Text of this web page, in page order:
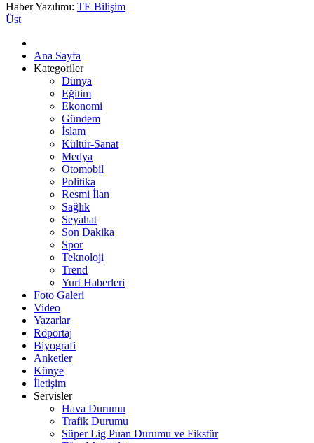
Haber Yazılımı: TE Bilişim
Üst
Ana Sayfa
Kategoriler
Dünya
Eğitim
Ekonomi
Gündem
İslam
Kültür-Sanat
Medya
Otomobil
Politika
Resmi İlan
Sağlık
Seyahat
Son Dakika
Spor
Teknoloji
Trend
Yurt Haberleri
Foto Galeri
Video
Yazarlar
Röportaj
Biyografi
Anketler
Künye
İletişim
Servisler
Hava Durumu
Trafik Durumu
Süper Lig Puan Durumu ve Fikstür